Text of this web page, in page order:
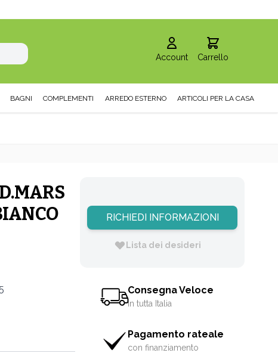
Account Carrello
BAGNI COMPLEMENTI ARREDO ESTERNO ARTICOLI PER LA CASA
RICHIEDI INFORMAZIONI
Lista dei desideri
Consegna Veloce
in tutta Italia
Pagamento rateale
con finanziamento